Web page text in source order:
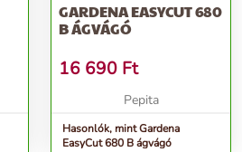
GARDENA EASYCUT 680
B ÁGVÁGÓ
16 690 Ft
Pepita
Hasonlók, mint Gardena
EasyCut 680 B ágvágó